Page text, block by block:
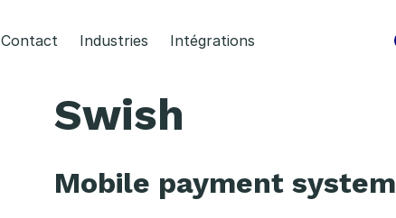
Contact Industries Intégrations
Swish
Mobile payment system